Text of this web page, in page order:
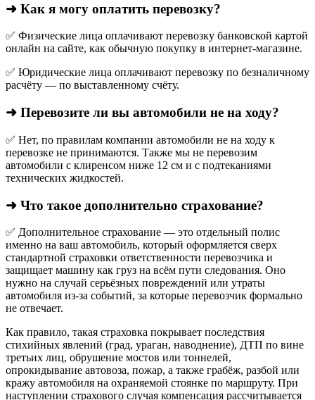
➜ Как я могу оплатить перевозку?
✅ Физические лица оплачивают перевозку банковской картой
онлайн на сайте, как обычную покупку в интернет‑магазине.
✅ Юридические лица оплачивают перевозку по безналичному
расчёту — по выставленному счёту.
➜ Перевозите ли вы автомобили не на ходу?
✅ Нет, по правилам компании автомобили не на ходу к
перевозке не принимаются. Также мы не перевозим
автомобили с клиренсом ниже 12 см и с подтеканиями
технических жидкостей.
➜ Что такое дополнительно страхование?
✅ Дополнительное страхование — это отдельный полис
именно на ваш автомобиль, который оформляется сверх
стандартной страховки ответственности перевозчика и
защищает машину как груз на всём пути следования. Оно
нужно на случай серьёзных повреждений или утраты
автомобиля из‑за событий, за которые перевозчик формально
не отвечает.​
Как правило, такая страховка покрывает последствия
стихийных явлений (град, ураган, наводнение), ДТП по вине
третьих лиц, обрушение мостов или тоннелей,
опрокидывание автовоза, пожар, а также грабёж, разбой или
кражу автомобиля на охраняемой стоянке по маршруту. При
наступлении страхового случая компенсация рассчитывается